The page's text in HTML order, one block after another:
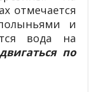
отмечается
и
вода на
по